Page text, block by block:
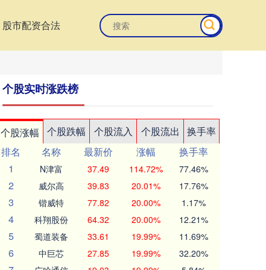
股市配资合法
个股实时涨跌榜
个股涨幅 个股跌幅 个股流入 个股流出
换手率
排名
名称 最新价 涨幅
换手率
1
N津富 37.49 114.72% 77.46%
2 威尔高 39.83 20.01% 17.76%
3 锴威特 77.82 20.00% 1.17%
4 科翔股份 64.32 20.00% 12.21%
5 蜀道装备 33.61 19.99% 11.69%
6 中巨芯 27.85 19.99% 32.20%